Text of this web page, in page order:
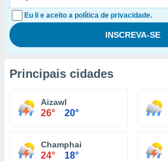
Eu li e aceito a política de privacidade.
Principais cidades
Aizawl
26° 20°
Champhai
24° 18°